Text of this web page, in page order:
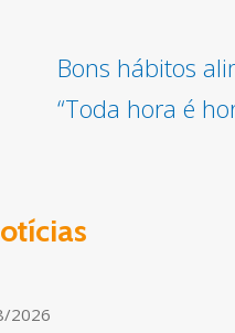
Bons hábitos
“Toda hora é
2026